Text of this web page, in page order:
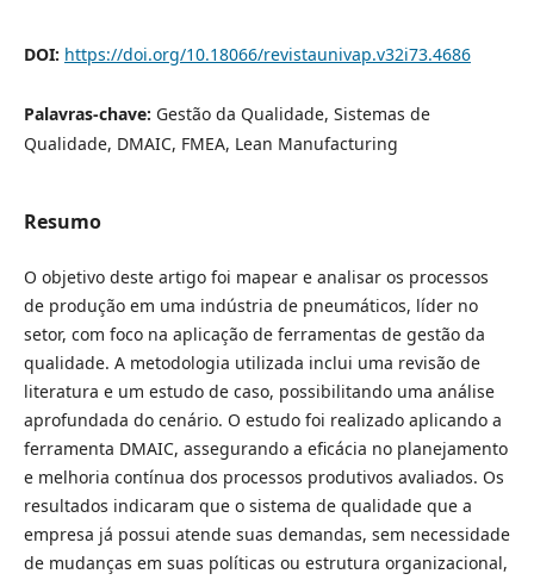
DOI: https://doi.org/10.18066/revistaunivap.v32i73.4686
Palavras-chave: Gestão da Qualidade, Sistemas de
Qualidade, DMAIC, FMEA, Lean Manufacturing
Resumo
O objetivo deste artigo foi mapear e analisar os processos
de produção em uma indústria de pneumáticos, líder no
setor, com foco na aplicação de ferramentas de gestão da
qualidade. A metodologia utilizada inclui uma revisão de
literatura e um estudo de caso, possibilitando uma análise
aprofundada do cenário. O estudo foi realizado aplicando a
ferramenta DMAIC, assegurando a eficácia no planejamento
e melhoria contínua dos processos produtivos avaliados. Os
resultados indicaram que o sistema de qualidade que a
empresa já possui atende suas demandas, sem necessidade
de mudanças em suas políticas ou estrutura organizacional,